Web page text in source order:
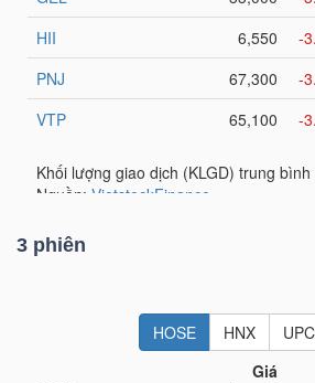
3 phiên
PHÂN
VIETSTOCKFINANCE